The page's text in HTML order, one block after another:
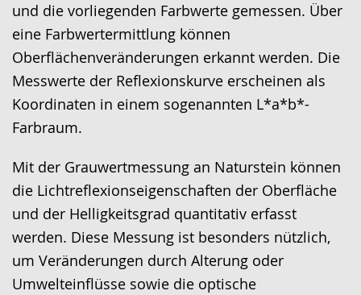
und die vorliegenden Farbwerte gemessen. Über
eine Farbwertermittlung können
Oberflächenveränderungen erkannt werden. Die
Messwerte der Reflexionskurve erscheinen als
Koordinaten in einem sogenannten L*a*b*-
Farbraum.
Mit der Grauwertmessung an Naturstein können
die Lichtreflexionseigenschaften der Oberfläche
und der Helligkeitsgrad quantitativ erfasst
werden. Diese Messung ist besonders nützlich,
um Veränderungen durch Alterung oder
Umwelteinflüsse sowie die optische